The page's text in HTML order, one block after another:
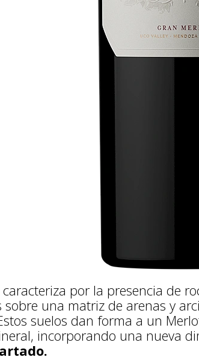
caracteriza por la presencia de
sobre una matriz de arenas y
suelos dan forma a un
incorporando una nueva